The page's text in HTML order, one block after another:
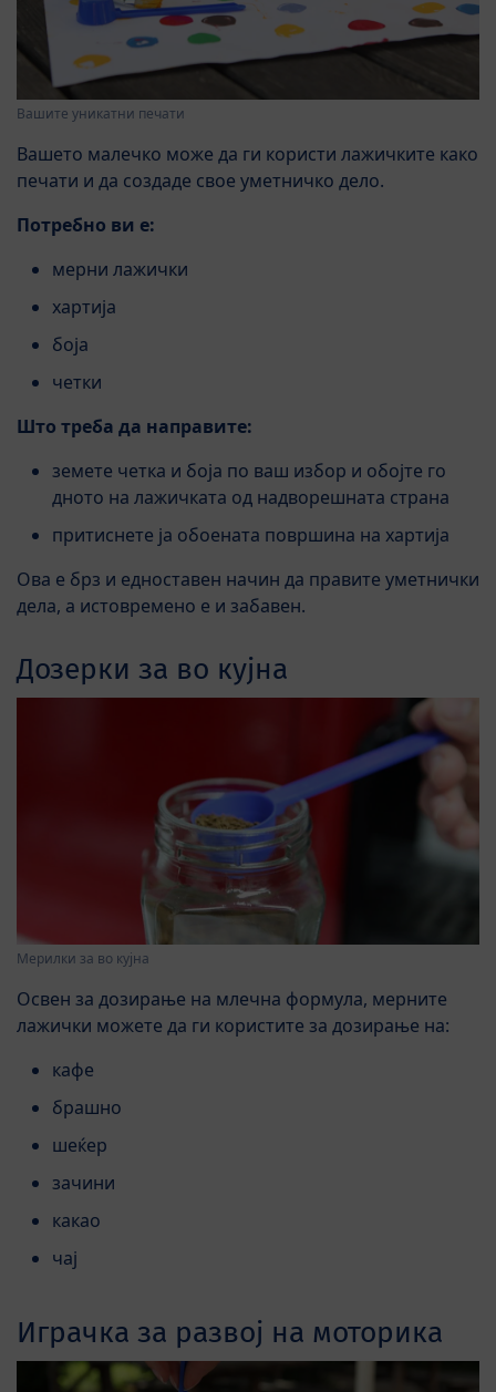
Вашите уникатни печати
Вашето малечко може да ги користи лажичките како
печати и да создаде свое уметничко дело.
Потребно ви е:
мерни лажички
хартија
боја
четки
Што треба да направите:
земете четка и боја по ваш избор и обојте го
дното на лажичката од надворешната страна
притиснете ја обоената површина на хартија
Ова е брз и едноставен начин да правите уметнички
дела, а истовремено е и забавен.
Дозерки за во кујна
Мерилки за во кујна
Освен за дозирање на млечна формула, мерните
лажички можете да ги користите за дозирање на:
кафе
брашно
шеќер
зачини
какао
чај
Играчка за развој на моторика